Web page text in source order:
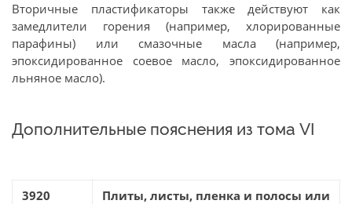
Вторичные пластификаторы также действуют как
замедлители горения (например, хлорированные
парафины) или смазочные масла (например,
эпоксидированное соевое масло, эпоксидированное
льняное масло).
Дополнительные пояснения из тома VI
3920
Плиты, листы, пленка и полосы или